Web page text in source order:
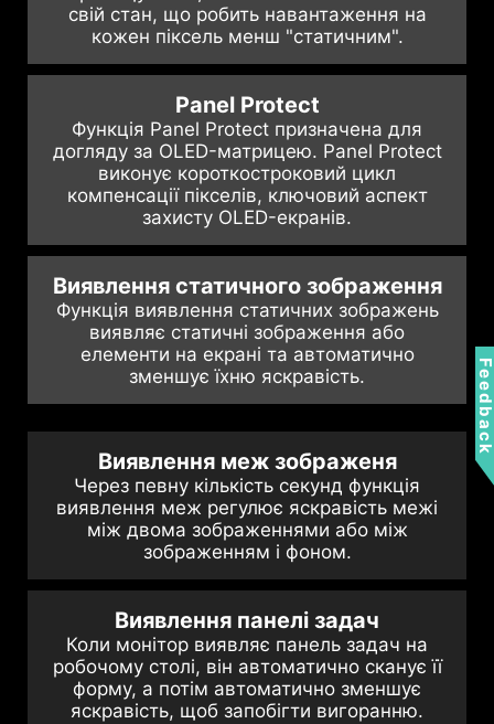
свій стан, що робить навантаження на
кожен піксель менш "статичним".
Panel Protect
Функція Panel Protect призначена для
догляду за OLED-матрицею. Panel Protect
виконує короткостроковий цикл
компенсації пікселів, ключовий аспект
захисту OLED-екранів.
Виявлення статичного зображення
Функція виявлення статичних зображень
виявляє статичні зображення або
елементи на екрані та автоматично
зменшує їхню яскравість.
Виявлення меж зображеня
Через певну кількість секунд функція
виявлення меж регулює яскравість межі
між двома зображеннями або між
зображенням і фоном.
Виявлення панелі задач
Коли монітор виявляє панель задач на
робочому столі, він автоматично сканує її
форму, а потім автоматично зменшує
яскравість, щоб запобігти вигоранню.